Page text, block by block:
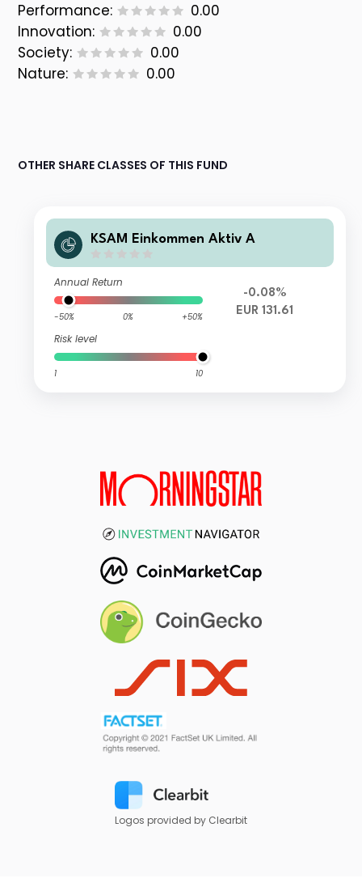
Performance:
0.00
Innovation:
0.00
Society:
0.00
Nature:
0.00
OTHER SHARE CLASSES OF THIS FUND
KSAM Einkommen Aktiv A
Annual Return
-50% 0% +50%
Risk level
1 10
-0.08%
EUR 131.61
Logos provided by Clearbit